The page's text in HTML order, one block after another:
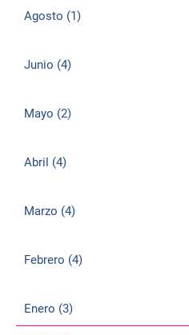
Agosto (1)
Junio (4)
Mayo (2)
Abril (4)
Marzo (4)
Febrero (4)
Enero (3)